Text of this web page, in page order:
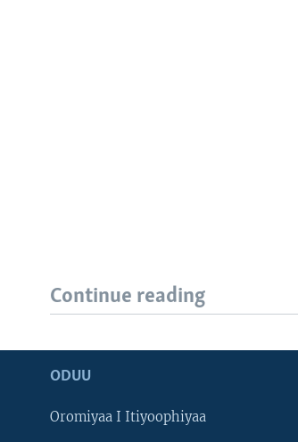
Continue reading
ODUU
Oromiyaa I Itiyoophiyaa